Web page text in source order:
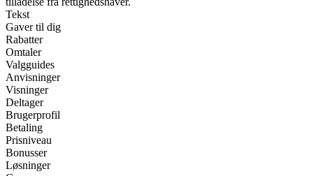
Tekst
Gaver til dig
Rabatter
Omtaler
Valgguides
Anvisninger
Visninger
Deltager
Brugerprofil
Betaling
Prisniveau
Bonusser
Løsninger